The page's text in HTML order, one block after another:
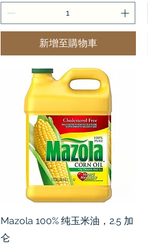
新增至購物車
快速瀏覽
Mazola 100% 纯玉米油，2.5 加
仑